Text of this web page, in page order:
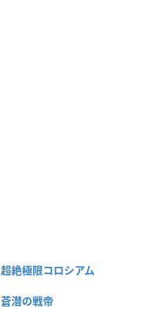
超絶極限コロシアム
蒼潜の戦帝